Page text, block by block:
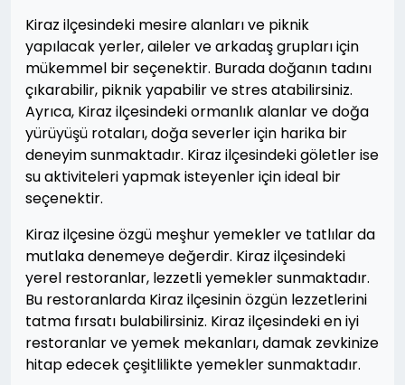
Kiraz ilçesindeki mesire alanları ve piknik
yapılacak yerler, aileler ve arkadaş grupları için
mükemmel bir seçenektir. Burada doğanın tadını
çıkarabilir, piknik yapabilir ve stres atabilirsiniz.
Ayrıca, Kiraz ilçesindeki ormanlık alanlar ve doğa
yürüyüşü rotaları, doğa severler için harika bir
deneyim sunmaktadır. Kiraz ilçesindeki göletler ise
su aktiviteleri yapmak isteyenler için ideal bir
seçenektir.
Kiraz ilçesine özgü meşhur yemekler ve tatlılar da
mutlaka denemeye değerdir. Kiraz ilçesindeki
yerel restoranlar, lezzetli yemekler sunmaktadır.
Bu restoranlarda Kiraz ilçesinin özgün lezzetlerini
tatma fırsatı bulabilirsiniz. Kiraz ilçesindeki en iyi
restoranlar ve yemek mekanları, damak zevkinize
hitap edecek çeşitlilikte yemekler sunmaktadır.